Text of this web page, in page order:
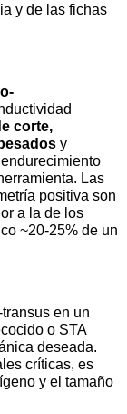
y de las fichas
corte,
y
Las
positiva son
a la de los
~20-25% de un
en un
o STA
deseada.
críticas, es
y el tamaño